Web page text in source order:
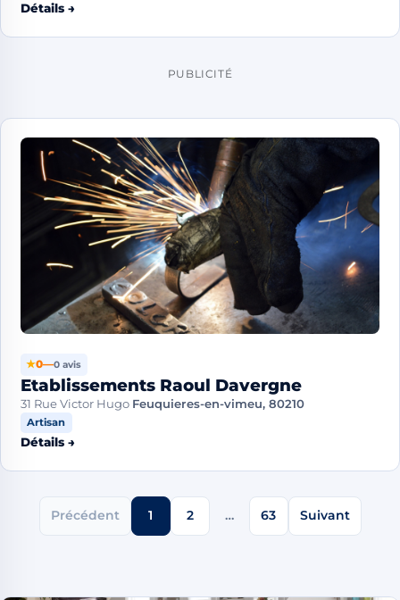
Détails →
PUBLICITÉ
★0—0 avis
Etablissements Raoul Davergne
31 Rue Victor Hugo Feuquieres-en-vimeu, 80210
Artisan
Détails →
Précédent 1 2 … 63 Suivant